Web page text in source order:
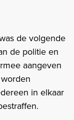
de volgende
de politie en
aangeven
in elkaar